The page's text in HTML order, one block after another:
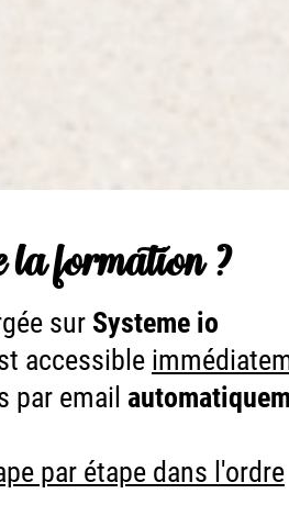
formation ?
sur Systeme io
accessible
par email
par étape dans l'ordre